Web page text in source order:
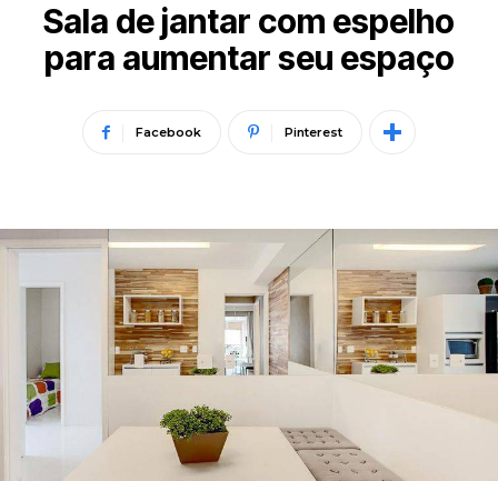
Sala de jantar com espelho
para aumentar seu espaço
Facebook Pinterest